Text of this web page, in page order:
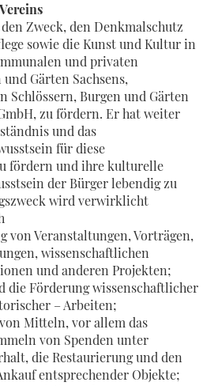
Zweck, den Denkmalschutz
sowie die Kunst und Kultur in
und privaten
Gärten Sachsens,
Schlössern, Burgen und Gärten
zu fördern. Er hat weiter
und das
für diese
fördern und ihre kulturelle
der Bürger lebendig zu
wird verwirklicht
von Veranstaltungen, Vorträgen,
wissenschaftlichen
und anderen Projekten;
die Förderung wissenschaftlicher
– Arbeiten;
Mitteln, vor allem das
von Spenden unter
die Restaurierung und den
entsprechender Objekte;